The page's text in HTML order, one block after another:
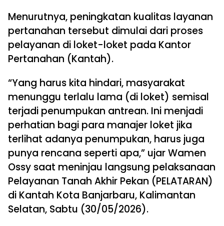
Menurutnya, peningkatan kualitas layanan
pertanahan tersebut dimulai dari proses
pelayanan di loket-loket pada Kantor
Pertanahan (Kantah).
“Yang harus kita hindari, masyarakat
menunggu terlalu lama (di loket) semisal
terjadi penumpukan antrean. Ini menjadi
perhatian bagi para manajer loket jika
terlihat adanya penumpukan, harus juga
punya rencana seperti apa,” ujar Wamen
Ossy saat meninjau langsung pelaksanaan
Pelayanan Tanah Akhir Pekan (PELATARAN)
di Kantah Kota Banjarbaru, Kalimantan
Selatan, Sabtu (30/05/2026).